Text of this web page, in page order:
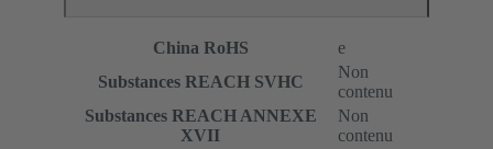
China RoHS
e
Substances REACH SVHC
Non
contenu
Substances REACH ANNEXE
XVII
Non
contenu